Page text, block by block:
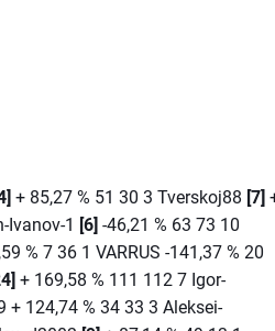
+ 85,27 % 51 30 3 Tverskoj88 [7]
Ivanov-1 [6] -46,21 % 63 73 10
% 7 36 1 VARRUS -141,37 % 20
+ 169,58 % 111 112 7 Igor-
+ 124,74 % 34 33 3 Aleksei-